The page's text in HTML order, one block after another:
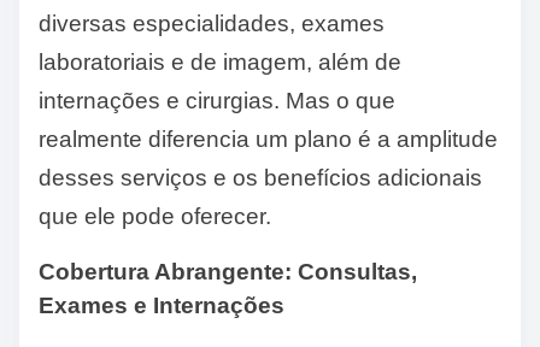
diversas especialidades, exames
laboratoriais e de imagem, além de
internações e cirurgias. Mas o que
realmente diferencia um plano é a amplitude
desses serviços e os benefícios adicionais
que ele pode oferecer.
Cobertura Abrangente: Consultas,
Exames e Internações